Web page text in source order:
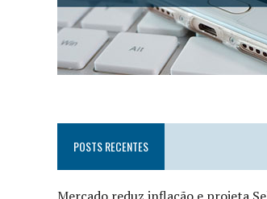
POSTS RECENTES